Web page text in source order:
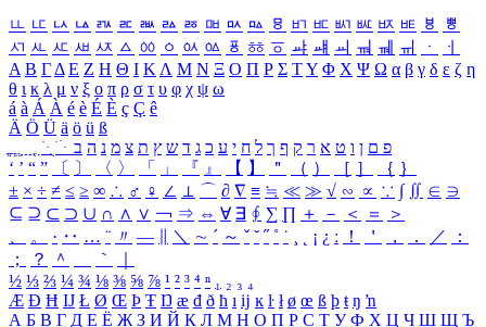
ㅥ ㅦ ㅧ ㅨ ㅩ ㅪ ㅫ ㅬ ㅭ ㅮ ㅯ ㅰ ㅱ ㅲ ㅳ ㅴ ㅵ ㅶ ㅷ ㅸ
ㅹ
ㅺ ㅻ ㅼ ㅽ ㅾ ㅿ ㆀ ㆁ ㆂ ㆃ ㆄ ㆅ ㆆ ㆇ ㆈ ㆉ ㆊ ㆋ ㆌ ㆍ
ㆎ
Α Β ΓΔ Ε Ζ Η Θ Ι ΚΛ Μ Ν Ξ Ο Π Ρ Σ ΤΥ Φ Χ Ψ Ω α β γ δ ε ζ η
θ ι κ λ μ ν ξ ο π ρ σ τ υ φ χ ψ ω
á à Á À é è É È ç Ç ê
Ä Ö Ü ä ö ü ß
ִֶֹ ֻּ ׁׂ פ ם ן ו ט א ר ק ף ך ל ח י ע כ ג ד ש ץ ת צ מ נ ה ב
‘ ’ “ ” 〔 〕 〈 〉 「 」 『 』 【 】 ＂ （ ） ［ ］ ｛ ｝
± × ÷ ≠ ≤ ≥ ∞ ∴ ♂ ♀ ∠ ⊥ ⌒ ∂ ∇ ≡ ≒ ≪ ≫ √ ∽ ∝ ∵ ∫ ∬ ∈ ∋
⊆ ⊇ ⊂ ⊃ ∪ ∩ ∧ ∨ ￢ ⇒ ⇔ ∀ ∃ ∮ ∑ ∏ ＋ － ＜ ＝
＞
、
。 · ‥ … ¨ 〃 ― ＼ ∼ ´ ～ ˇ ˘ ˝ ˚ ˙ ¸ ¡ ¿ ː ！ ＇ ， ． ／
：
；
？ ＾ ｀
½ ⅓ ⅔ ¼ ¾ ⅛ ⅜ ⅝ ⅞ ¹ ² ³ ⁴ ⁿ ₁ ₂ ₃ ₄
Æ Ð Ħ Ĳ Ł Ø Œ Þ Ŧ Ŋ æ đ ð ħ ı ĳ ĸ ŀ ł ø œ ß þ ŧ ŋ ŉ
А Б В Г Д Е Ё Ж З И Й К Л М Н О П Р С Т У Ф Х Ц Ч Ш Щ Ъ